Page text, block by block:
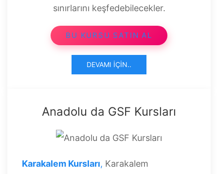
sınırlarını keşfedebilecekler.
BU KURSU SATIN AL
DEVAMI İÇIN..
Anadolu da GSF Kursları
Karakalem Kursları, Karakalem